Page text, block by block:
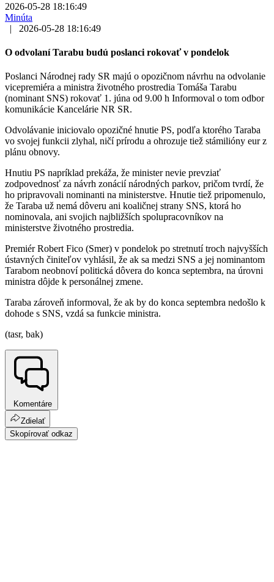
2026-05-28 18:16:49
Minúta
|
2026-05-28 18:16:49
O odvolaní Tarabu budú poslanci rokovať v pondelok
Poslanci Národnej rady SR majú o opozičnom návrhu na odvolanie
vicepremiéra a ministra životného prostredia Tomáša Tarabu
(nominant SNS) rokovať 1. júna od 9.00 h Informoval o tom odbor
komunikácie Kancelárie NR SR.
Odvolávanie iniciovalo opozičné hnutie PS, podľa ktorého Taraba
vo svojej funkcii zlyhal, ničí prírodu a ohrozuje tiež stámilióny eur z
plánu obnovy.
Hnutiu PS napríklad prekáža, že minister nevie prevziať
zodpovednosť za návrh zonácií národných parkov, pričom tvrdí, že
ho pripravovali nominanti na ministerstve. Hnutie tiež pripomenulo,
že Taraba už nemá dôveru ani koaličnej strany SNS, ktorá ho
nominovala, ani svojich najbližších spolupracovníkov na
ministerstve životného prostredia.
Premiér Robert Fico (Smer) v pondelok po stretnutí troch najvyšších
ústavných činiteľov vyhlásil, že ak sa medzi SNS a jej nominantom
Tarabom neobnoví politická dôvera do konca septembra, na úrovni
ministra dôjde k personálnej zmene.
Taraba zároveň informoval, že ak by do konca septembra nedošlo k
dohode s SNS, vzdá sa funkcie ministra.
(tasr, bak)
Komentáre
Zdielať
Skopírovať odkaz